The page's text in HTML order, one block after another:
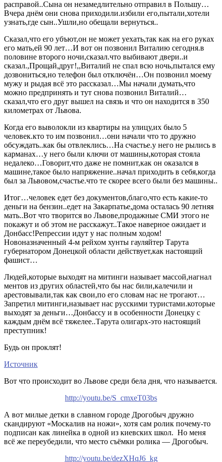
расправой..Сына он незамедлительно отправил в Польшу…
Вчера днём они снова приходили.избили его,пытали,хотели
узнать,где сын..Ушли,но обещали вернуться..
Сказал,что его убъют,он не может уехать,так как на его руках
его мать,ей 90 лет…И вот он позвонил Виталию сегодня.в
половине второго ночи,сказал.что выбивают двери..и
сказал.,Прощай,друг!,,Виталий не спал всю ночь,пытался ему
дозвониться,но телефон был отключён…Он позвонил моему
мужу и рыдая всё это рассказал…Мы начали думать,что
можно предпринять и тут снова позвонил Виталий…
сказал,что его друг вышел на связь и что он находится в 350
километрах от Львова.
Когда его выволокли из квартиры на улицу,их было 5
человек.кто то им позвонил…они начали что то дружно
обсуждать..как бы отвлеклись…На счастье.у него не рылись в
карманах…у него были ключи от машины,которая стояла
недалеко…Говорит,что даже не помнит,как он оказался в
машине,такое было напряжение..начал приходить в себя,когда
был за Львовом,счастье.что те скорее всего были без машины..
Итог…человек едет без документов,благо,что есть какие-то
деньги на бензин..едет на Закарпатье,дома осталась 90 летняя
мать..Вот что творится во Львове,продажные СМИ этого не
покажут и об этом не расскажут..Такое наверное ожидает и
Донбасс!Репрессии идут у нас полным ходом!
Новоназначенный 4-м рейхом хунты гауляйтер Тарута
губернатором Донецкой области действует,как настоящий
фашист…
Людей,которые выходят на митинги называет массой,нагнал
ментов из других областей,что бы нас били,калечили и
арестовывали,так как свои,по его словам нас не трогают…
Запретил митинги,называет нас русскими туристами.которые
выходят за деньги…Донбассу и в особенности Донецку с
каждым днём всё тяжелее..Тарута олигарх-это настоящий
преступник!
Будь он проклят!
Источник
Вот что происходит во Львове среди бела дня, что называется.
http://youtu.be/S_cmxeT03bs
А вот милые детки в славном городе Дрогобыч дружно
скандируют «Москалив на ножи», хотя сам ролик почему-то
подписан как линейка в одной из киевских школ. Но меня
всё же переубедили, что место съёмки ролика — Дрогобыч.
http://youtu.be/dezXHqJ6_kg